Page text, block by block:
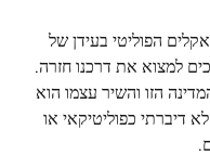
הפוליטי בעידן של
למצוא את דרכנו חזרה.
הזו והשיר עצמו הוא
דיברתי כפוליטיקאי או